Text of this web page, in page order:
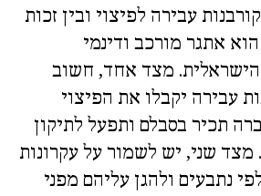
קורבנות עבירה לפיצוי ובין זכות
אתגר מורכב ודינמי
מצד אחד, חשוב
עבירה יקבלו את הפיצוי
תכיר בסבלם ותפעל לתיקון
מצד שני, יש לשמור על עקרונות
נתבעים ולהגן עליהם מפני